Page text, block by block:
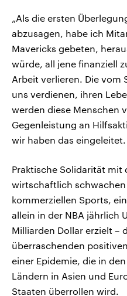
„Als die ersten
abzusagen, habe ich
Mavericks gebeten,
würde, all jene finanziell
Arbeit verlieren. Die vom
uns verdienen, ihren
werden diese Menschen
Gegenleistung an
wir haben das
Praktische Solidarität mit
wirtschaftlich schwachen
kommerziellen Sports,
allein in der NBA jährlich
Milliarden Dollar erzielt –
überraschenden
einer Epidemie, die in
Ländern in Asien und
Staaten überrollen wird.